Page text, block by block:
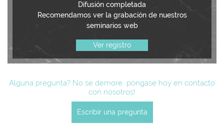
Difusión completada
Recomendamos ver la grabación de nuestros
seminarios web
Ver registro
Alguna pregunta? No se demore, póngase hoy en contacto
con nosotros!
Escribir una pregunta